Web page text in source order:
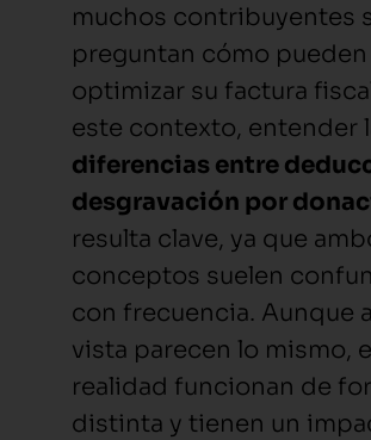
muchos contribuyentes
preguntan cómo pueden
optimizar su factura
este contexto, entender
diferencias entre
desgravación por
resulta clave, ya que
conceptos suelen
con frecuencia. Aunque
vista parecen lo mismo,
realidad funcionan de
distinta y tienen un